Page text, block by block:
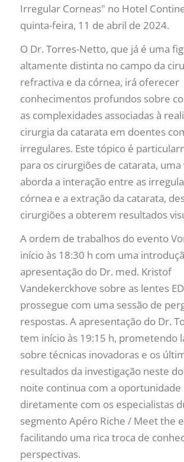
Irregular Corneas" no Hotel
quinta-feira, 11 de abril de 2024.
O Dr. Torres-Netto, que já é uma
altamente distinta no campo da
refractiva e da córnea, irá oferecer
conhecimentos profundos sobre
as complexidades associadas à
cirurgia da catarata em doentes
irregulares. Este tópico é
para os cirurgiões de catarata, uma
aborda a interação entre as
córnea e a extração da catarata,
cirurgiões a obterem resultados
A ordem de trabalhos do evento
início às 18:30 h com uma
apresentação do Dr. med. Kristof
Vandekerckhove sobre as lentes
prossegue com uma sessão de
respostas. A apresentação do Dr.
tem início às 19:15 h, prometendo
sobre técnicas inovadoras e os
resultados da investigação neste
noite continua com a
diretamente com os especialistas
segmento Apéro Riche / Meet the
facilitando uma rica troca de
perspectivas.